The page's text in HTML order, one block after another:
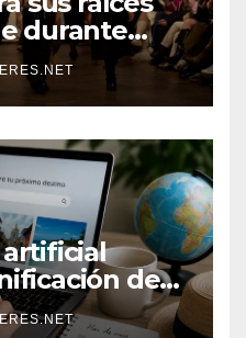
durante
Week a
creativas
de